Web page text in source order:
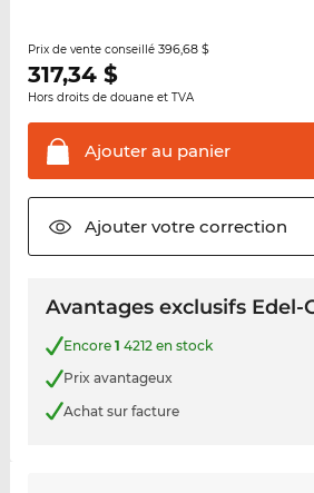
Prix de vente conseillé 396,68 $
317,34$
Hors droits de douane et TVA
Ajouter au panier
Ajouter votrecorrection
Avantages exclusifs Edel-
Encore 1 4212 en stock
Prix avantageux
Achat sur facture